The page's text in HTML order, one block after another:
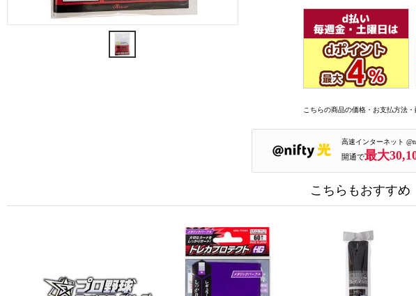
こちらの商品の価格・お支払方法
高速インターネット
開通で最大
こちらもおすすめ